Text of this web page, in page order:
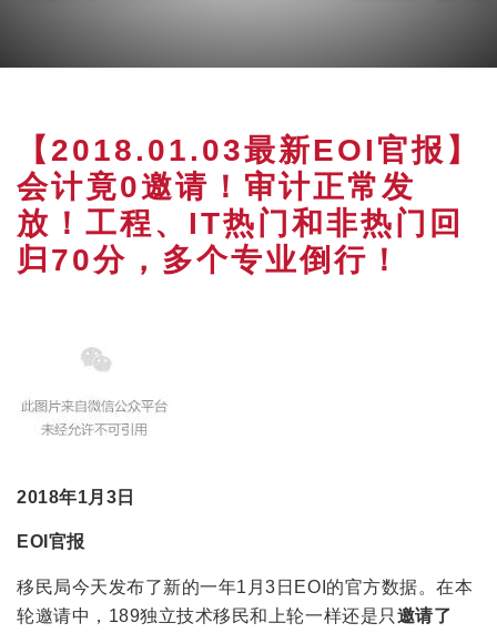
【2018.01.03最新EOI官报】
会计竟0邀请！审计正常发
放！工程、IT热门和非热门回
归70分，多个专业倒行！
2018年1月3日
EOI 官报
移民局今天发布了新的一年1月3日EOI的官方数据。在本
轮邀请中，189独立技术移民和上轮一样还是只 邀请了